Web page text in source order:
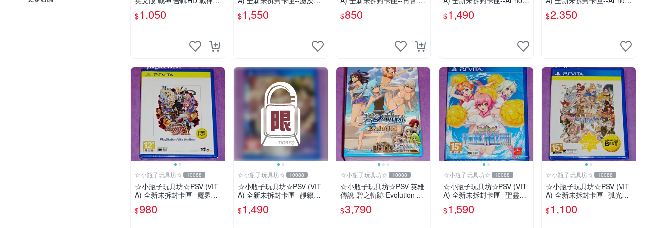
2 合輯(遊戲都有回收)
$1,050
組合 戰機少女 VS 殭屍軍團
中文版
$1,550
腹川背 閃
$850
urge PLUS 獻給誕生之星的
祈禱詩
$1,490
urge PLUS 獻給誕生之星的
祈禱詩 限定版
$2,350
☆小瓶子玩具坊☆ 10088
☆小瓶子玩具坊☆PSV (VIT
A) 全新未拆封卡匣--魔界戰
記4 Return (THE BEST版)
$980
☆小瓶子玩具坊☆ 10088
☆小瓶子玩具坊☆PSV (VIT
A) 全新未拆封卡匣--靜籟之
空 Offline 獻給失落之星的
詩
$1,490
☆小瓶子玩具坊☆ 10088
☆小瓶子玩具坊☆PSV 英雄
傳說 碧之軌跡 Evolution 豪
華限定版 CHANA-ANI 限定
BOX (日版)
$3,790
☆小瓶子玩具坊☆ 10088
☆小瓶子玩具坊☆PSV (VIT
A) 全新未拆封卡匣--聖靈之
心 3 LOVE MAX
$1,590
☆小瓶子玩具坊☆ 10088
☆小瓶子玩具坊☆PSV (VIT
A) 全新未拆封卡匣--弧光之
源 無限 完整版 (日版)
$1,100